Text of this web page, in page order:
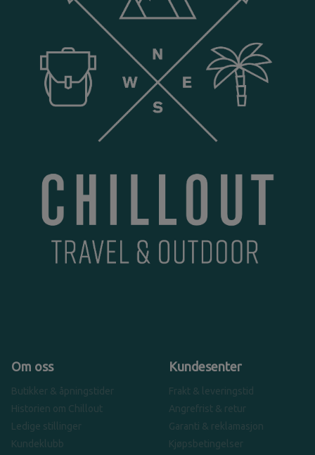
Om oss
Butikker & åpningstider
Historien om Chillout
Ledige stillinger
Kundeklubb
Kundesenter
Frakt & leveringstid
Angrefrist & retur
Garanti & reklamasjon
Kjøpsbetingelser